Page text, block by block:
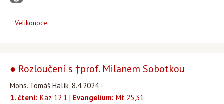
Velikonoce
● Rozloučení s †prof. Milanem Sobotkou
Mons. Tomáš Halík, 8.4.2024 -
1. čtení: Kaz 12,1 | Evangelium: Mt 25,31